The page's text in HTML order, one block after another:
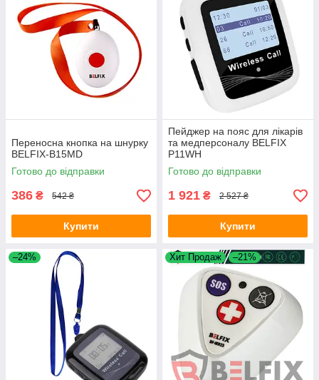
Переносна кнопка на шнурку
BELFIX-B15MD
Готово до відправки
386 ₴ 542 ₴
Купити
Пейджер на пояс для лікарів
та медперсоналу BELFIX
P11WH
Готово до відправки
1 921 ₴ 2 527 ₴
Купити
–24% Хит Продаж –21%